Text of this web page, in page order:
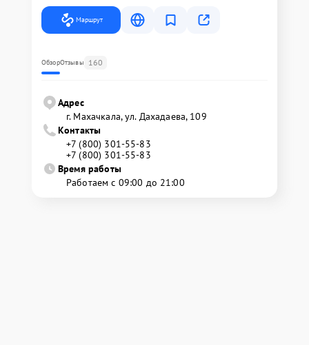
Маршрут
ОбзорОтзывы 160
Адрес
г. Махачкала, ул. Дахадаева, 109
Контакты
+7 (800) 301-55-83
+7 (800) 301-55-83
Время работы
Работаем с 09:00 до 21:00